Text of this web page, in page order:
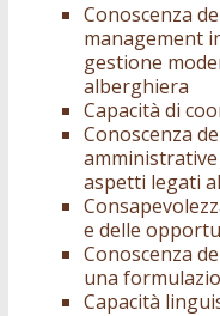
Conoscenza
management
gestione
alberghiera
Capacità di
Conoscenza
aspetti legati
e delle
Conoscenza
una
Capacità